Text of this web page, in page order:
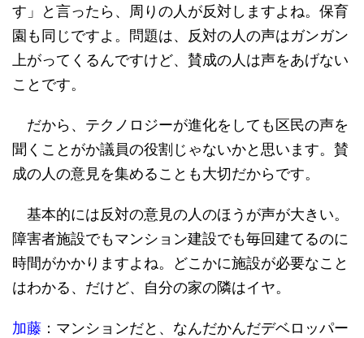
す」と言ったら、周りの人が反対しますよね。保育
園も同じですよ。問題は、反対の人の声はガンガン
上がってくるんですけど、賛成の人は声をあげない
ことです。
だから、テクノロジーが進化をしても区民の声を
聞くことがか議員の役割じゃないかと思います。賛
成の人の意見を集めることも大切だからです。
基本的には反対の意見の人のほうが声が大きい。
障害者施設でもマンション建設でも毎回建てるのに
時間がかかりますよね。どこかに施設が必要なこと
はわかる、だけど、自分の家の隣はイヤ。
加藤 ：マンションだと、なんだかんだデベロッパー